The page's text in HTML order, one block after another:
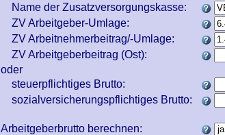
Name der Zusatzversorgungskasse:
ZV Arbeitgeber-Umlage:
ZV Arbeitnehmerbeitrag/-Umlage:
ZV Arbeitgeberbeitrag (Ost):
oder
steuerpflichtiges Brutto:
sozialversicherungspflichtiges Brutto:
Arbeitgeberbrutto berechnen: